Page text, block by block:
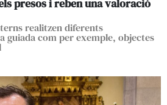
presos i reben una valoració
realitzen diferents
guiada com per exemple, objectes